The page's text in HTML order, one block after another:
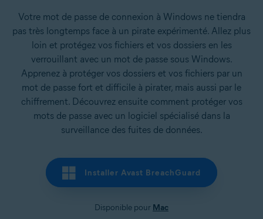
Votre mot de passe de connexion à Windows ne tiendra
pas très longtemps face à un pirate expérimenté. Allez plus
loin et protégez vos fichiers et vos dossiers en les
verrouillant avec un mot de passe sous Windows.
Apprenez à protéger vos dossiers et vos fichiers par un
mot de passe fort et difficile à pirater, mais aussi par le
chiffrement. Découvrez ensuite comment protéger vos
mots de passe avec un logiciel spécialisé dans la
surveillance des fuites de données.
Installer Avast BreachGuard
Disponible pour Mac